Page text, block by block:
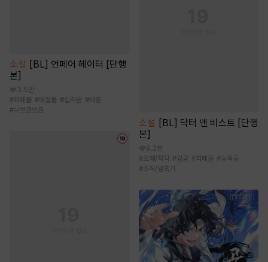
소설 [BL] 언페어 헤이터 [단행
본]
3.5만
#피폐물 #애절물 #집착공 #애증
#서브공있음
소설 [BL] 닥터 앤 비스트 [단행
본]
9.2천
#오해/착각 #강공 #피폐물 #능욕공
#조직/암흑가